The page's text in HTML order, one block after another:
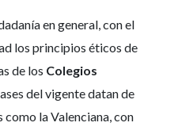
en general, con el
los principios éticos de
de los Colegios
del vigente datan de
la Valenciana, con